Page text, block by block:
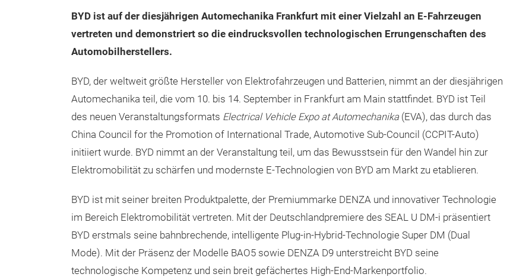
BYD ist auf der diesjährigen Automechanika Frankfurt mit einer Vielzahl an E-Fahrzeugen
vertreten und demonstriert so die eindrucksvollen technologischen Errungenschaften des
Automobilherstellers.
BYD, der weltweit größte Hersteller von Elektrofahrzeugen und Batterien, nimmt an der diesjährigen
Automechanika teil, die vom 10. bis 14. September in Frankfurt am Main stattfindet. BYD ist Teil
des neuen Veranstaltungsformats Electrical Vehicle Expo at Automechanika (EVA), das durch das
China Council for the Promotion of International Trade, Automotive Sub-Council (CCPIT-Auto)
initiiert wurde. BYD nimmt an der Veranstaltung teil, um das Bewusstsein für den Wandel hin zur
Elektromobilität zu schärfen und modernste E-Technologien von BYD am Markt zu etablieren.
BYD ist mit seiner breiten Produktpalette, der Premiummarke DENZA und innovativer Technologie
im Bereich Elektromobilität vertreten. Mit der Deutschlandpremiere des SEAL U DM-i präsentiert
BYD erstmals seine bahnbrechende, intelligente Plug-in-Hybrid-Technologie Super DM (Dual
Mode). Mit der Präsenz der Modelle BAO5 sowie DENZA D9 unterstreicht BYD seine
technologische Kompetenz und sein breit gefächertes High-End-Markenportfolio.